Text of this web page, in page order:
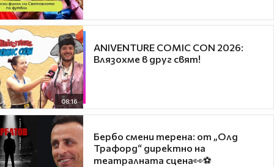
08:16
ANIVENTURE COMIC CON 2026:
Влязохме в друг свят!
Бербо смени терена: от „Олд
Трафорд“ директно на
театралната сцена👀⚽